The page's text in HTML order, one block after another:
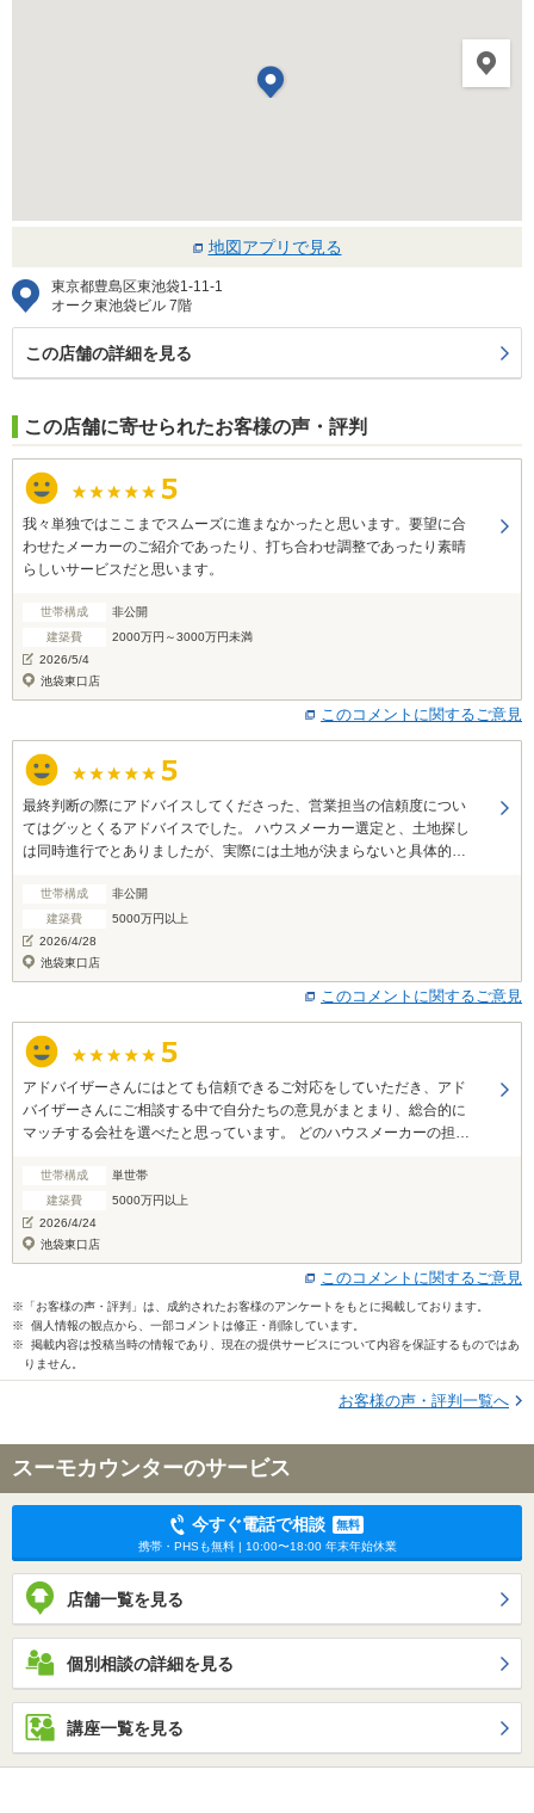
地図アプリで見る
東京都豊島区東池袋1-11-1
オーク東池袋ビル 7階
この店舗の詳細を見る
この店舗に寄せられたお客様の声・評判
我々単独ではここまでスムーズに進まなかったと思います。要望に合
わせたメーカーのご紹介であったり、打ち合わせ調整であったり素晴
らしいサービスだと思います。
世帯構成
非公開
建築費
2000万円～3000万円未満
2026/5/4
池袋東口店
このコメントに関するご意見
最終判断の際にアドバイスしてくださった、営業担当の信頼度につい
てはグッとくるアドバイスでした。 ハウスメーカー選定と、土地探し
は同時進行でとありましたが、実際には土地が決まらないと具体的な
後だとハウスメーカー選定もよりスムーズなのかなと思えました。
世帯構成
非公開
建築費
5000万円以上
2026/4/28
池袋東口店
このコメントに関するご意見
アドバイザーさんにはとても信頼できるご対応をしていただき、アド
バイザーさんにご相談する中で自分たちの意見がまとまり、総合的に
マッチする会社を選べたと思っています。 どのハウスメーカーの担当
た！世帯構成
単世帯
建築費
5000万円以上
2026/4/24
池袋東口店
このコメントに関するご意見
※「お客様の声・評判」は、成約されたお客様のアンケートをもとに掲載しております。
※ 個人情報の観点から、一部コメントは修正・削除しています。
※ 掲載内容は投稿当時の情報であり、現在の提供サービスについて内容を保証するものではあ
りません。
お客様の声・評判一覧へ
スーモカウンターのサービス
今すぐ電話で相談
無料
携帯・PHSも無料 | 10:00〜18:00 年末年始休業
店舗一覧を見る
個別相談の詳細を見る
講座一覧を見る